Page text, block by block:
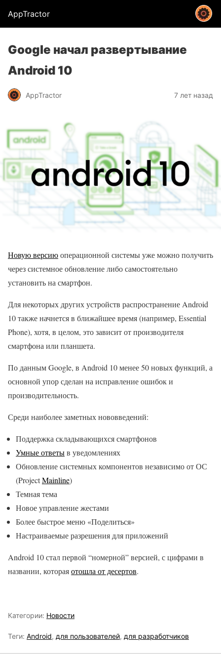
AppTractor
Google начал развертывание
Android 10
AppTractor 7 лет назад
Новую версиюоперационной системы уже можно получить
через системное обновление либо самостоятельно
установить на смартфон.
Для некоторых других устройств распространение Android
10 также начнется в ближайшее время (например, Essential
Phone), хотя, в целом, это зависит от производителя
смартфона или планшета.
По данным Google, в Android 10 менее 50 новых функций, а
основной упор сделан на исправление ошибок и
производительность.
Среди наиболее заметных нововведений:
Поддержка складывающихся смартфонов
Умные ответыв уведомлениях
Обновление системных компонентов независимо от ОС
(ProjectMainline)
Темная тема
Новое управление жестами
Более быстрое меню «Поделиться»
Настраиваемые разрешения для приложений
Android 10 стал первой “номерной” версией, с цифрами в
названии, котораяотошла от десертов.
Категории: Новости
Теги: Android, для пользователей, для разработчиков